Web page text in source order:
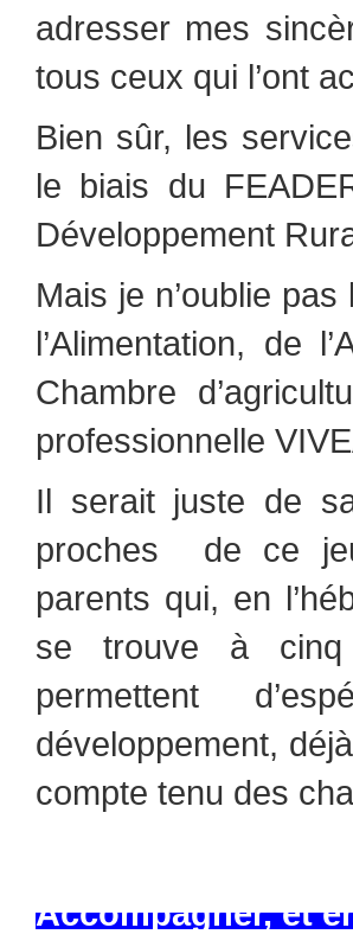
adresser mes
tous ceux qui l’ont
Bien sûr, les
le biais du
Développement
Mais je n’oublie
l’Alimentation, de
Chambre
professionnelle
Il serait juste de
proches de ce
parents qui, en
se trouve à cinq
permettent
développement,
compte tenu des
Accompagner, et